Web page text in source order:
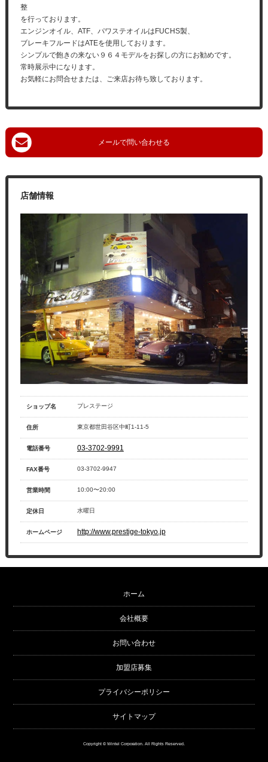
整
を行っております。
エンジンオイル、ATF、パワステオイルはFUCHS製、
ブレーキフルードはATEを使用しております。
シンプルで飽きの来ない９６４モデルをお探しの方にお勧めです。
常時展示中になります。
お気軽にお問合せまたは、ご来店お待ち致しております。
ショップ名 プレステージ
住所 東京都世田谷区中町1-11-5
電話番号 03-3702-9991
FAX番号 03-3702-9947
営業時間 10:00〜20:00
定休日 水曜日
ホームページ http://www.prestige-tokyo.jp
ホーム
会社概要
お問い合わせ
加盟店募集
プライバシーポリシー
サイトマップ
Copyright © Wintel Corporation. All Rights Reserved.